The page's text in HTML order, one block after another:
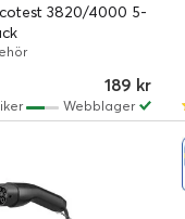
3820/4000 5-
189 kr
Webblager